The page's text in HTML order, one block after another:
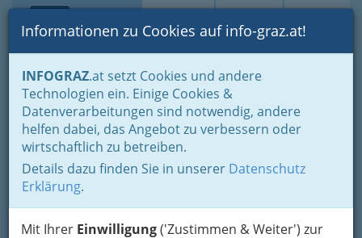
Suche Login Toggle
Informationen zu Cookies auf info-graz.at!
INFOGRAZ.at setzt Cookies und andere
Technologien ein. Einige Cookies &
Datenverarbeitungen sind notwendig, andere
helfen dabei, das Angebot zu verbessern oder
wirtschaftlich zu betreiben.
Details dazu finden Sie in unserer Datenschutz
Erklärung.
Mit Ihrer Einwilligung('Zustimmen & Weiter') zur
Home Branchen
Gewerbe, Handwerk, Banken
Gewerbe & Handwerk, Gliederung der WKO
Bauhilfsgewerbe
Betonwarenerzeuger und Betonwarenerzeugerinnen
RH - BAU und Baustoffe
GmbH
Mühlfelderweg 30, 8055 Graz